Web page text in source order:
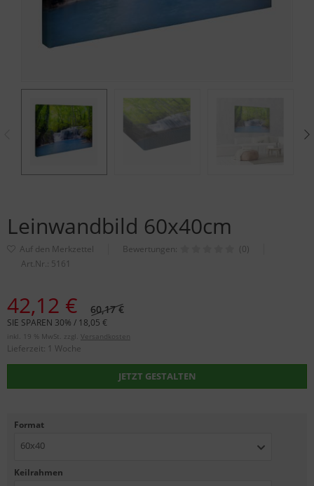
Leinwandbild 60x40cm
Bewertungen:
(0)
Art.Nr.: 5161
42,12 € 60,17 €
SIE SPAREN 30% / 18,05 €
inkl. 19 % MwSt. zzgl. Versandkosten
Lieferzeit: 1 Woche
JETZT GESTALTEN
Format
60x40
Keilrahmen